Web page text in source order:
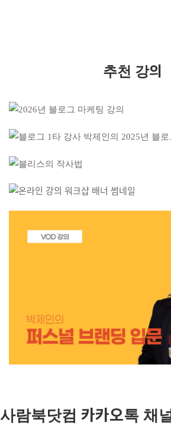
추천 강의
사람북닷컴 카카오톡 채널